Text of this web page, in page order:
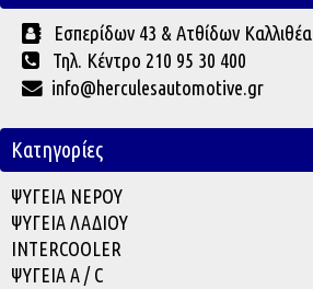
Εσπερίδων 43 & Ατθίδων Καλλιθέα
Τηλ. Κέντρο 210 95 30 400
info@herculesautomotive.gr
Κατηγορίες
ΨΥΓΕΙΑ ΝΕΡΟΥ
ΨΥΓΕΙΑ ΛΑΔΙΟΥ
INTERCOOLER
ΨΥΓΕΙΑ A / C